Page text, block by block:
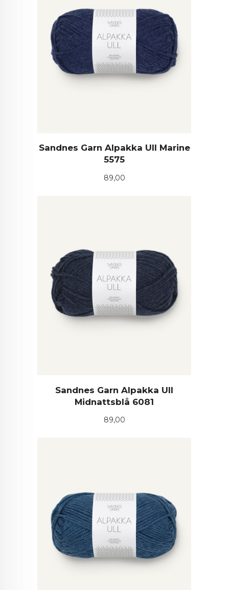
Sandnes Garn Alpakka Ull Marine
5575
Pris
89,00
Sandnes Garn Alpakka Ull
Midnattsblå 6081
Pris
89,00